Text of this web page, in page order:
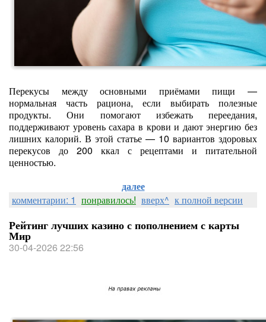
Перекусы между основными приёмами пищи —
нормальная часть рациона, если выбирать полезные
продукты. Они помогают избежать переедания,
поддерживают уровень сахара в крови и дают энергию без
лишних калорий. В этой статье — 10 вариантов здоровых
перекусов до 200 ккал с рецептами и питательной
ценностью.
далее
комментарии: 1 понравилось! вверх^ к полной версии
Рейтинг лучших казино с пополнением с карты
Мир
30-04-2026 22:56